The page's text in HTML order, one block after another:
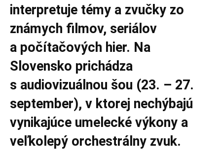
interpretuje témy a zvučky zo
známych filmov, seriálov
a počítačových hier. Na
Slovensko prichádza
s audiovizuálnou šou (23. – 27.
september), v ktorej nechýbajú
vynikajúce umelecké výkony a
veľkolepý orchestrálny zvuk.